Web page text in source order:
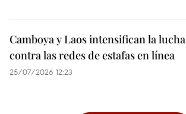
Camboya y Laos intensifican la lucha
contra las redes de estafas en línea
25/07/2026 12:23